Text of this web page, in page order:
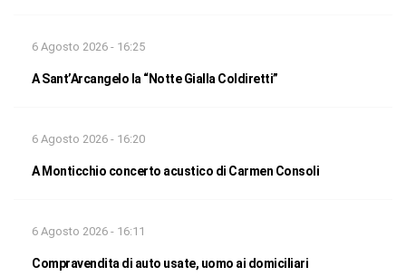
6 Agosto 2026 - 16:25
A Sant’Arcangelo la “Notte Gialla Coldiretti”
6 Agosto 2026 - 16:20
A Monticchio concerto acustico di Carmen Consoli
6 Agosto 2026 - 16:11
Compravendita di auto usate, uomo ai domiciliari